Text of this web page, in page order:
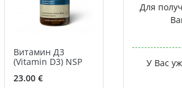
Для
У Вас
Витамин Д3
(Vitamin D3) NSP
23.00 €
Витамин C с
Bioflavonoids)